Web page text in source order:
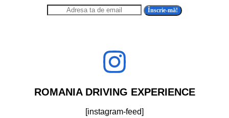
Înscrie-mă!
ROMANIA DRIVING EXPERIENCE
[instagram-feed]